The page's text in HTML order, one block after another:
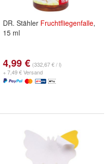
DR. Stähler Fruchtfliegenfalle,
15 ml
4,99 € (332,67 € / l)
+ 7,49 € Versand